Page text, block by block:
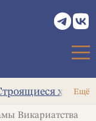
Ещё
храмы
Викариатства